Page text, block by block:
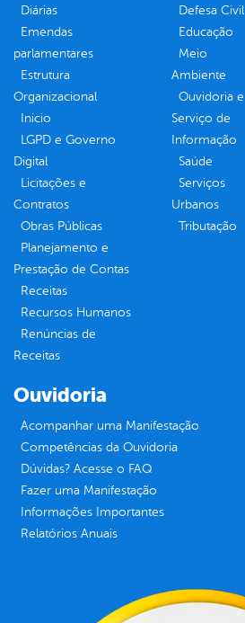
Diárias
Emendas
parlamentares
Estrutura
Organizacional
Inicio
LGPD e Governo
Digital
Licitações e
Contratos
Obras Públicas
Planejamento e
Prestação de Contas
Receitas
Recursos Humanos
Renúncias de
Receitas
Defesa Civil
Educação
Meio
Ambiente
Ouvidoria e
Serviço de
Informação
Saúde
Serviços
Urbanos
Tributação
Ouvidoria
Acompanhar uma Manifestação
Competências da Ouvidoria
Dúvidas? Acesse o FAQ
Fazer uma Manifestação
Informações Importantes
Relatórios Anuais